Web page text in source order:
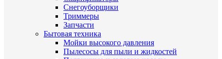
Снегоуборщики
Триммеры
Запчасти
Бытовая техника
Мойки высокого давления
Пылесосы для пыли и жидкостей